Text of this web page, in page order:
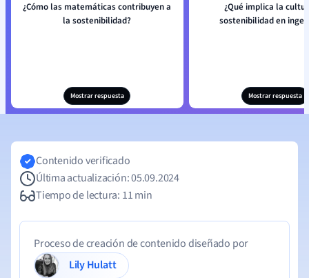
¿Cómo las matemáticas contribuyen a
la sostenibilidad?
Mostrar respuesta
¿Qué implica la
sostenibilidad en
Mostrar respuesta
Contenido verificado
Última actualización: 05.09.2024
Tiempo de lectura: 11 min
Proceso de creación de contenido diseñado por
Lily Hulatt